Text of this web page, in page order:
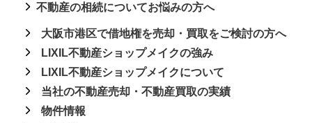
不動産の相続についてお悩みの方へ
大阪市港区で借地権を売却・買取をご検討の方へ
LIXIL不動産ショップメイクの強み
LIXIL不動産ショップメイクについて
当社の不動産売却・不動産買取の実績
物件情報